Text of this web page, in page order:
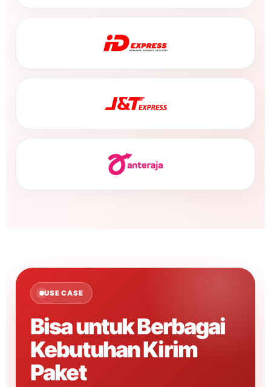
USE CASE
Bisa untuk Berbagai
Kebutuhan Kirim
Paket